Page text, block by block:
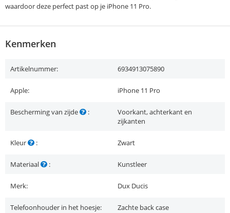
waardoor deze perfect past op je iPhone 11 Pro.
Kenmerken
Artikelnummer: 6934913075890
Apple: iPhone 11 Pro
Bescherming van zijde :
Voorkant, achterkant en
zijkanten
Kleur : Zwart
Materiaal : Kunstleer
Merk: Dux Ducis
Telefoonhouder in het hoesje: Zachte back case